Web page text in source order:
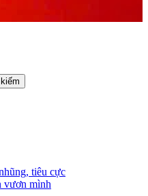
tiêu cực
vươn mình